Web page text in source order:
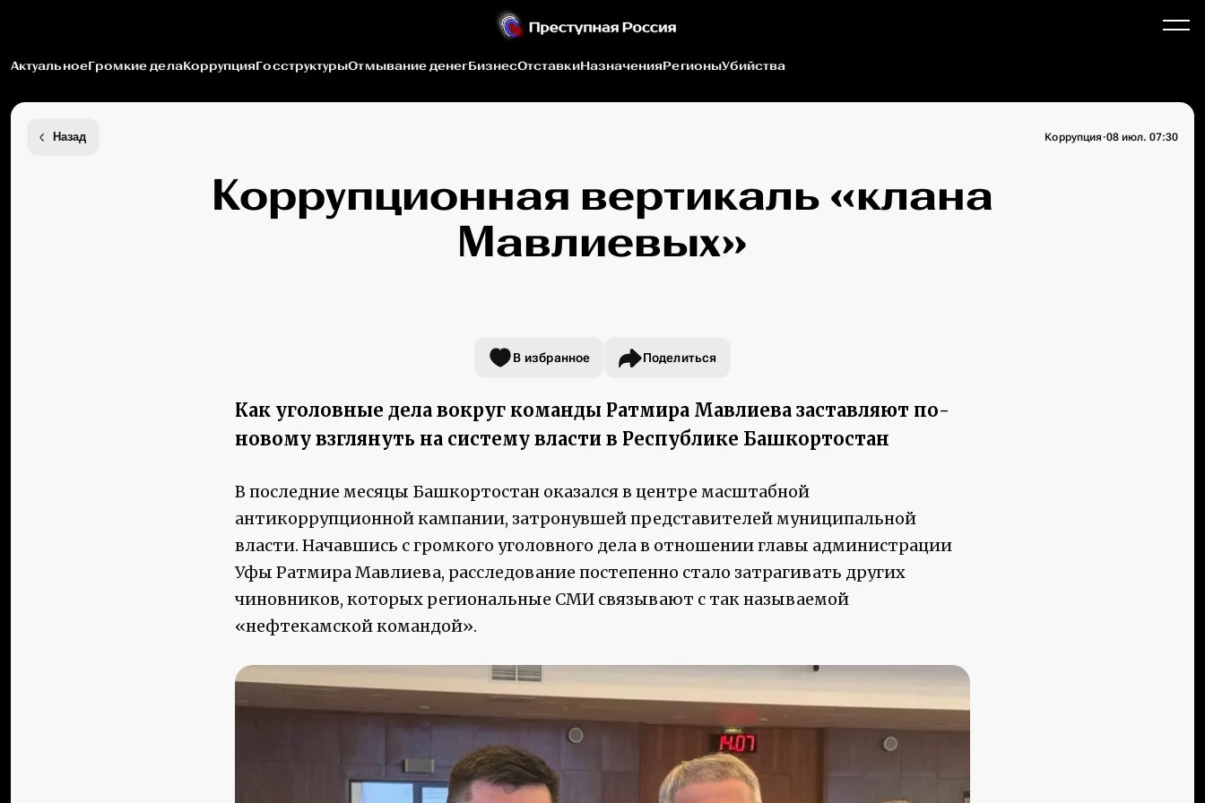
АктуальноеГромкие делаКоррупцияГосструктурыОтмывание денегБизнесОтставкиНазначенияРегионыУбийства
Назад Коррупция·08 июл. 07:30
Коррупционная вертикаль «клана
Мавлиевых»
В избранное Поделиться
Как уголовные дела вокруг команды Ратмира Мавлиева заставляют по-
новому взглянуть на систему власти в Республике Башкортостан
В последние месяцы Башкортостан оказался в центре масштабной
антикоррупционной кампании, затронувшей представителей муниципальной
власти. Начавшись с громкого уголовного дела в отношении главы администрации
Уфы Ратмира Мавлиева, расследование постепенно стало затрагивать других
чиновников, которых региональные СМИ связывают с так называемой
«нефтекамской командой».